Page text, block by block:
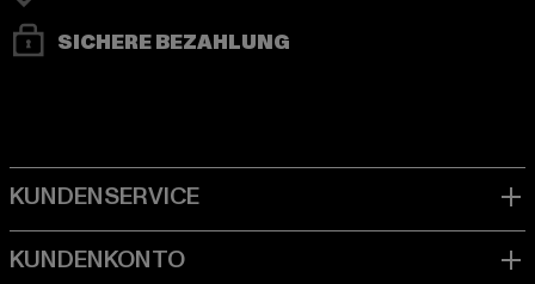
SICHERE BEZAHLUNG